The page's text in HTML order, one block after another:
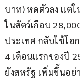
บาท) หดตัวลง แต่ใ
ในสัตว์เกือบ
ประเทศ กลับใช้โอ
4 เดือนแรกของปี
ยังสหรัฐ เพิ่มขึ้นอย่